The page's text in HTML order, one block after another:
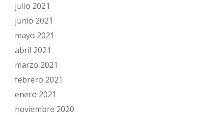
julio 2021
junio 2021
mayo 2021
abril 2021
marzo 2021
febrero 2021
enero 2021
noviembre 2020